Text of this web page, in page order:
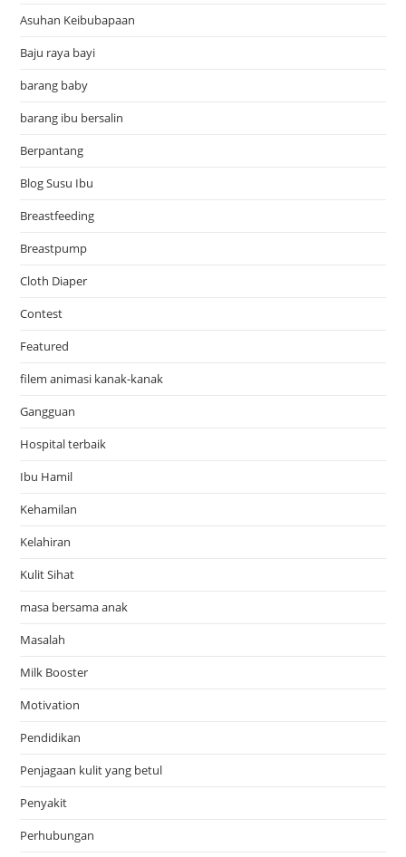
Asuhan Keibubapaan
Baju raya bayi
barang baby
barang ibu bersalin
Berpantang
Blog Susu Ibu
Breastfeeding
Breastpump
Cloth Diaper
Contest
Featured
filem animasi kanak-kanak
Gangguan
Hospital terbaik
Ibu Hamil
Kehamilan
Kelahiran
Kulit Sihat
masa bersama anak
Masalah
Milk Booster
Motivation
Pendidikan
Penjagaan kulit yang betul
Penyakit
Perhubungan